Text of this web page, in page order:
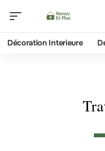
Décoration Interieure